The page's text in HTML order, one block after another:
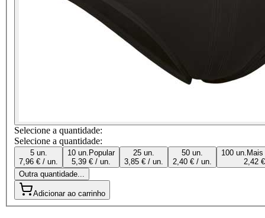
Selecione a quantidade:
Selecione a quantidade:
5 un.
7,96 € / un.
10 un. Popular
5,39 € / un.
25 un.
3,85 € / un.
50 un.
2,40 € / un.
100 un.
2,42
Outra quantidade...
Adicionar ao carrinho